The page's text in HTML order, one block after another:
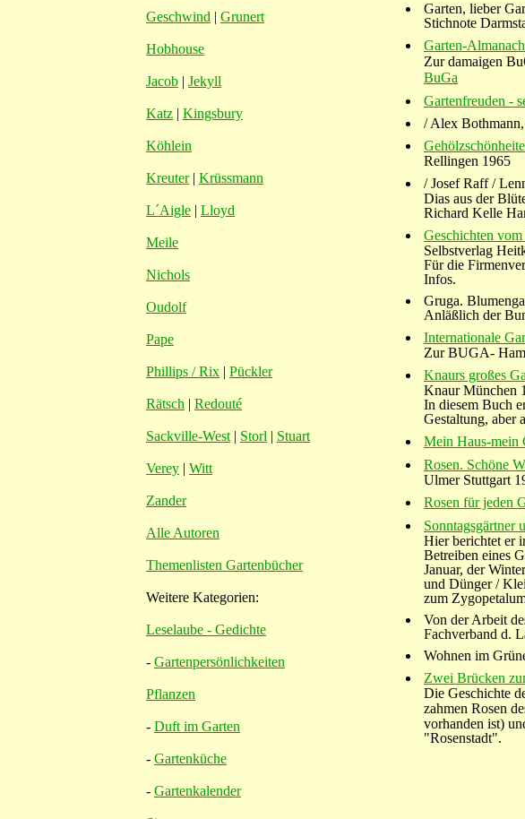
Geschwind | Grunert
Hobhouse
Jacob | Jekyll
Katz | Kingsbury
Köhlein
Kreuter| Krüssmann
L´Aigle | Lloyd
Meile
Nichols
Oudolf
Pape
Phillips / Rix | Pückler
Rätsch | Redouté
Sackville-West | Storl | Stuart
Verey | Witt
Zander
Alle Autoren
Themenlisten Gartenbücher
Weitere Kategorien:
Leselaube - Gedichte
- Gartenpersönlichkeiten
Pflanzen
- Duft im Garten
- Gartenküche
- Gartenkalender
Garten, lieber
Stichnote
Garten-
Zur damaigen
BuGa
Gartenfreuden -
/ Alex
Rellingen 1965
/ Josef Raff /
Dias aus der
Richard Kelle
Geschichten
Selbstverlag
Für die
Infos.
Gruga.
Anläßlich der
Internationale
Zur BUGA-
Knaurs großes
Knaur München
In diesem Buch
Gestaltung, aber
Mein Haus-mein
Rosen. Schöne
Ulmer Stuttgart
Rosen für jeden
Sonntagsgärtner
Hier berichtet er
Betreiben eines
Januar, der
und Dünger /
zum
Von der Arbeit
Fachverband d.
Wohnen im
Zwei Brücken
Die Geschichte
zahmen Rosen
vorhanden ist)
"Rosenstadt".